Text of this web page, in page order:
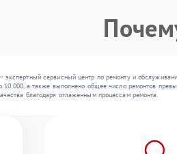
экспертный сервисный центр по ремонту и
10 000, а также выполнено общее число ремонтов
благодаря отлаженным процессам ремонта.